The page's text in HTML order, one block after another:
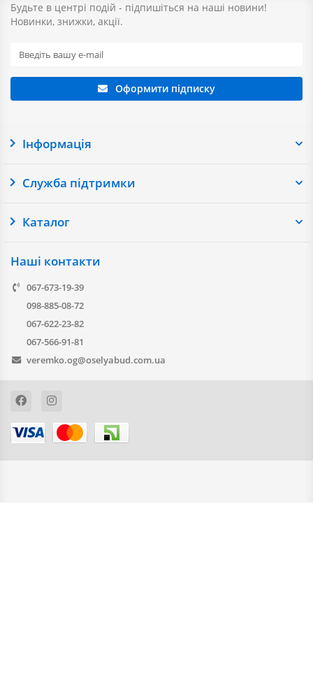
Будьте в центрі подій - підпишіться на наші новини!
Новинки, знижки, акції.
Оформити підписку
Інформація
Служба підтримки
Каталог
Наші контакти
067-673-19-39
098-885-08-72
067-622-23-82
067-566-91-81
veremko.og@oselyabud.com.ua